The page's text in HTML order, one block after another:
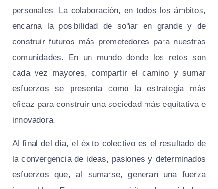
personales. La colaboración, en todos los ámbitos,
encarna la posibilidad de soñar en grande y de
construir futuros más prometedores para nuestras
comunidades. En un mundo donde los retos son
cada vez mayores, compartir el camino y sumar
esfuerzos se presenta como la estrategia más
eficaz para construir una sociedad más equitativa e
innovadora.
Al final del día, el éxito colectivo es el resultado de
la convergencia de ideas, pasiones y determinados
esfuerzos que, al sumarse, generan una fuerza